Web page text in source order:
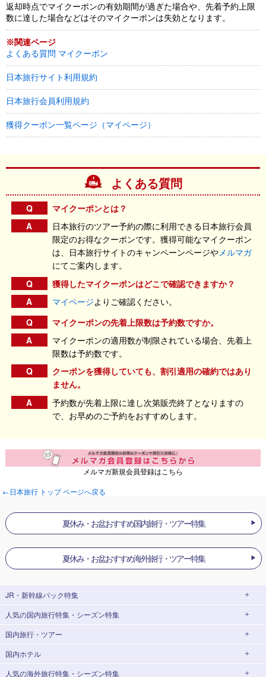
返却時点でマイクーポンの有効期間が過ぎた場合や、先着予約上限
数に達した場合などはそのマイクーポンは失効となります。
※関連ページ
よくある質問 マイクーポン
日本旅行サイト利用規約
日本旅行会員利用規約
獲得クーポン一覧ページ（マイページ）
よくある質問
Q
マイクーポンとは？
A
日本旅行のツアー予約の際に利用できる日本旅行会員
限定のお得なクーポンです。獲得可能なマイクーポン
は、日本旅行サイトのキャンペーンページやメルマガ
にてご案内します。
Q
獲得したマイクーポンはどこで確認できますか？
A
マイページよりご確認ください。
Q
マイクーポンの先着上限数は予約数ですか。
A
マイクーポンの適用数が制限されている場合、先着上
限数は予約数です。
Q
クーポンを獲得していても、割引適用の確約ではあり
ません。
A
予約数が先着上限に達し次第販売終了となりますの
で、お早めのご予約をおすすめします。
メルマガ新規会員登録はこちら
←日本旅行 トップ ページへ戻る
夏休み・お盆おすすめ国内旅行・ツアー特集
夏休み・お盆おすすめ海外旅行・ツアー特集
JR・新幹線パック特集
JR・新幹線＋ホテルパック
出張パック
人気の国内旅行特集・シーズン特集
東京ディズニーリゾート®への旅
ユニバーサル・スタジオ・ジャパン(USJ)
国内旅行・ツアー
北海道旅行・ツアー
東北旅行・ツアー
国内ホテル
人気の海外旅行特集・シーズン特集